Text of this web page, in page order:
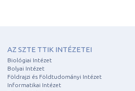
AZ SZTE TTIK INTÉZETEI
Biológiai Intézet
Bolyai Intézet
Földrajzi és Földtudományi Intézet
Informatikai Intézet